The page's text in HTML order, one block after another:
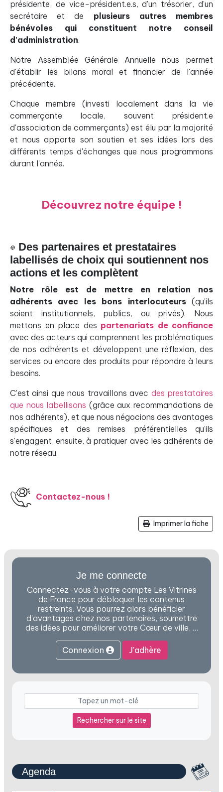
présidente, de vice-président.e.s, d'un trésorier, d'un
secrétaire et de plusieurs autres membres
bénévoles qui constituent notre conseil
d'administration.
Notre Assemblée Générale Annuelle nous permet
d'établir les bilans moral et financier de l'année
précédente.
Chaque membre (investi localement dans la vie
commerçante locale, souvent président.e
d'association de commerçants) est élu par la majorité
et nous apporte son soutien et ses idées lors des
différents temps d'échanges que nous programmons
durant l'année.
Découvrez notre équipe !
Des partenaires et prestataires
labellisés de choix qui soutiennent nos
actions et les complètent
Notre rôle est de mettre en relation nos
adhérents avec les bons interlocuteurs(qu'ils
soient institutionnels, publics, ou privés). Nous
mettons en place des partenariats de confiance
avec des acteurs qui comprennent les problématiques
de nos adhérents et développent une réflexion, des
services ou encore des produits pour répondre à leurs
besoins.
C'est ainsi que nous travaillons avec des prestataires
que nous labellisons (grâce aux recommandations de
nos adhérents), et que nous négocions des avantages
spécifiques et des remises préférentielles qu'ils
s'engagent, ensuite, à pratiquer avec les adhérents de
notre réseau.
Contactez-nous !
Imprimer la fiche
Je me connecte
Connectez-vous à votre compte Les Vitrines
de France pour débloquer les contenus
restreints. Vous pourrez alors bénéficier
d'avantages chez nos partenaires, soumettre
des idées pour améliorer votre Cœur de ville, …
Connexion J'adhère
Rechercher sur le site
Agenda